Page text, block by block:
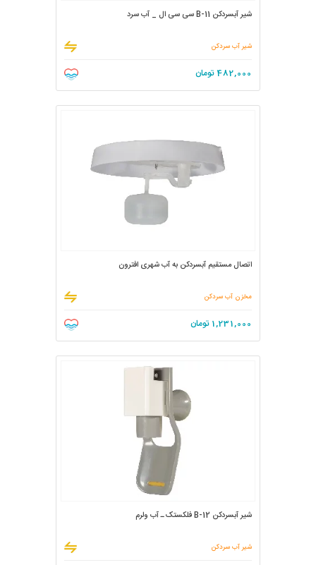
شیر آبسردکن B-11 سی سی ال _ آب سرد
شیر آب سردکن
482,000 تومان
اتصال مستقیم آبسردکن به آب شهری افترون
مخزن آب سردکن
1,231,000 تومان
شیر آبسردکن B-12 فلکستک ـ آب ولرم
شیر آب سردکن